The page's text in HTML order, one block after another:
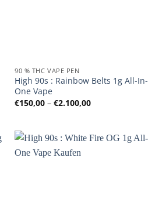
90 % THC VAPE PEN
High 90s : Rainbow Belts 1g All-In-
One Vape
€150,00 –€2.100,00Preisspanne: